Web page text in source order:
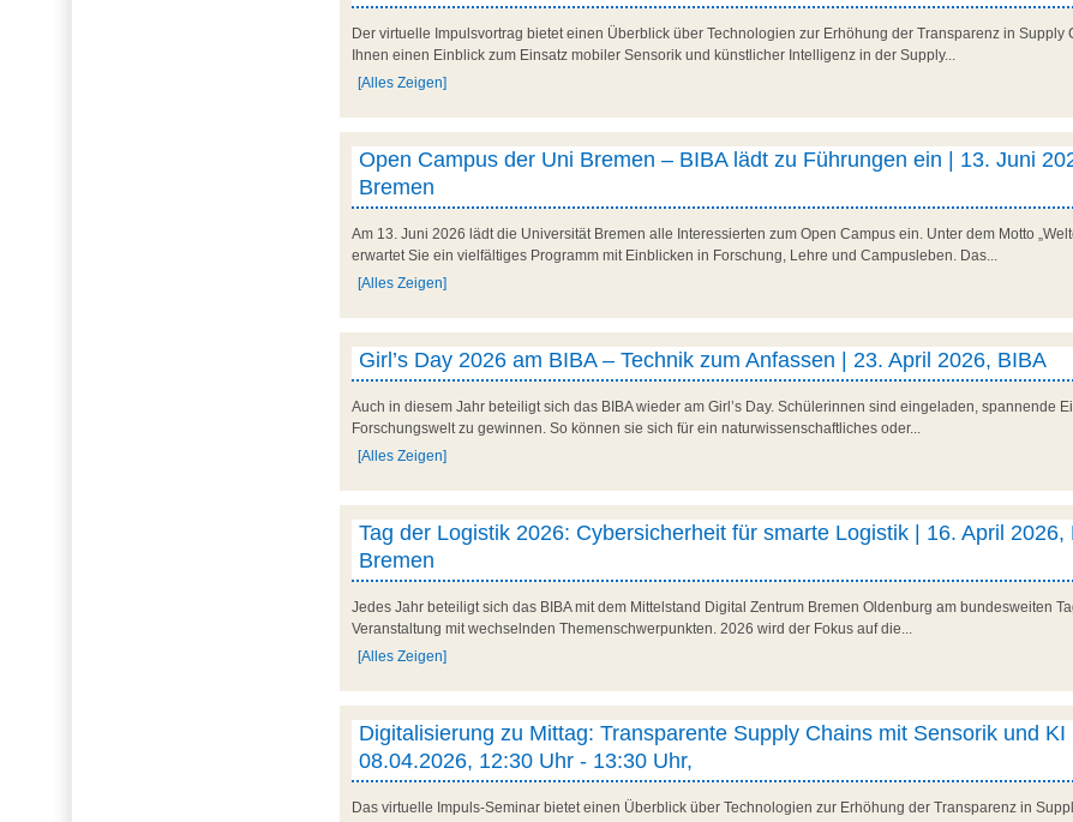
Der virtuelle Impulsvortrag bietet einen Überblick über Technologien zur Erhöhung der Transparenz in Supply
Ihnen einen Einblick zum Einsatz mobiler Sensorik und künstlicher Intelligenz in der Supply...
[Alles Zeigen]
Open Campus der Uni Bremen – BIBA lädt zu Führungen ein | 13. Juni
Bremen
Am 13. Juni 2026 lädt die Universität Bremen alle Interessierten zum Open Campus ein. Unter dem Motto
erwartet Sie ein vielfältiges Programm mit Einblicken in Forschung, Lehre und Campusleben. Das...
[Alles Zeigen]
Girl’s Day 2026 am BIBA – Technik zum Anfassen | 23. April 2026, BIBA
Auch in diesem Jahr beteiligt sich das BIBA wieder am Girl’s Day. Schülerinnen sind eingeladen, spannende
Forschungswelt zu gewinnen. So können sie sich für ein naturwissenschaftliches oder...
[Alles Zeigen]
Tag der Logistik 2026: Cybersicherheit für smarte Logistik | 16. April 2026,
Bremen
Jedes Jahr beteiligt sich das BIBA mit dem Mittelstand Digital Zentrum Bremen Oldenburg am bundesweiten
Veranstaltung mit wechselnden Themenschwerpunkten. 2026 wird der Fokus auf die...
[Alles Zeigen]
Digitalisierung zu Mittag: Transparente Supply Chains mit Sensorik und KI
08.04.2026, 12:30 Uhr - 13:30 Uhr,
Das virtuelle Impuls-Seminar bietet einen Überblick über Technologien zur Erhöhung der Transparenz in